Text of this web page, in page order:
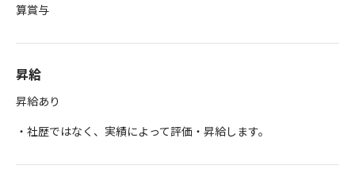
算賞与
昇給
昇給あり
・社歴ではなく、実績によって評価・昇給します。